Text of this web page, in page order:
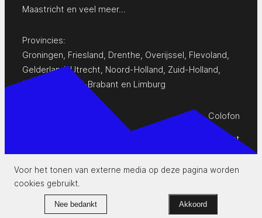
Voor het tonen van externe media op deze pagina worden
cookies gebruikt.
Nee bedankt Akkoord
Maastricht en veel meer…
Provincies:
Groningen Friesland Drenthe Overijssel Flevoland
Gelderland,Utrecht Noord-Holland Zuid-Holland
Zeeland
Noord-Brabant en Limburg
Colofon
Privacy Statement